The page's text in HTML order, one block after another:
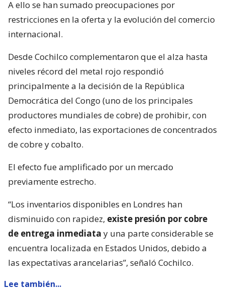
A ello se han sumado preocupaciones por
restricciones en la oferta y la evolución del comercio
internacional.
Desde Cochilco complementaron que el alza hasta
niveles récord del metal rojo respondió
principalmente a la decisión de la República
Democrática del Congo (uno de los principales
productores mundiales de cobre) de prohibir, con
efecto inmediato, las exportaciones de concentrados
de cobre y cobalto.
El efecto fue amplificado por un mercado
previamente estrecho.
“Los inventarios disponibles en Londres han
disminuido con rapidez, existe presión por cobre
de entrega inmediata y una parte considerable se
encuentra localizada en Estados Unidos, debido a
las expectativas arancelarias”, señaló Cochilco.
Lee también...